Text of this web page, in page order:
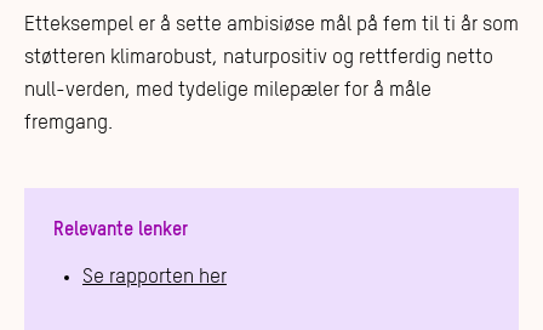
Etteksempel er å sette ambisiøse mål på fem til ti år som
støtteren klimarobust, naturpositiv og rettferdig netto
null-verden, med tydelige milepæler for å måle
fremgang.
Relevante lenker
Se rapporten her